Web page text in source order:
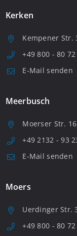
Kerken
Kempener Str.
+49 800 - 80
E-Mail senden
Meerbusch
Moerser Str.
+49 2132 - 93
E-Mail senden
Moers
Uerdinger Str.
+49 800 - 80